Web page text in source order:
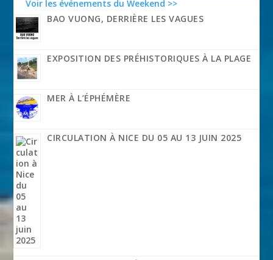
Voir les événements du Weekend >>
BAO VUONG, DERRIÈRE LES VAGUES
EXPOSITION DES PRÉHISTORIQUES À LA PLAGE
MER À L’ÉPHÉMÈRE
CIRCULATION À NICE DU 05 AU 13 JUIN 2025